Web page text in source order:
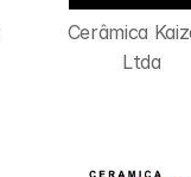
Cerâmica
Ltda